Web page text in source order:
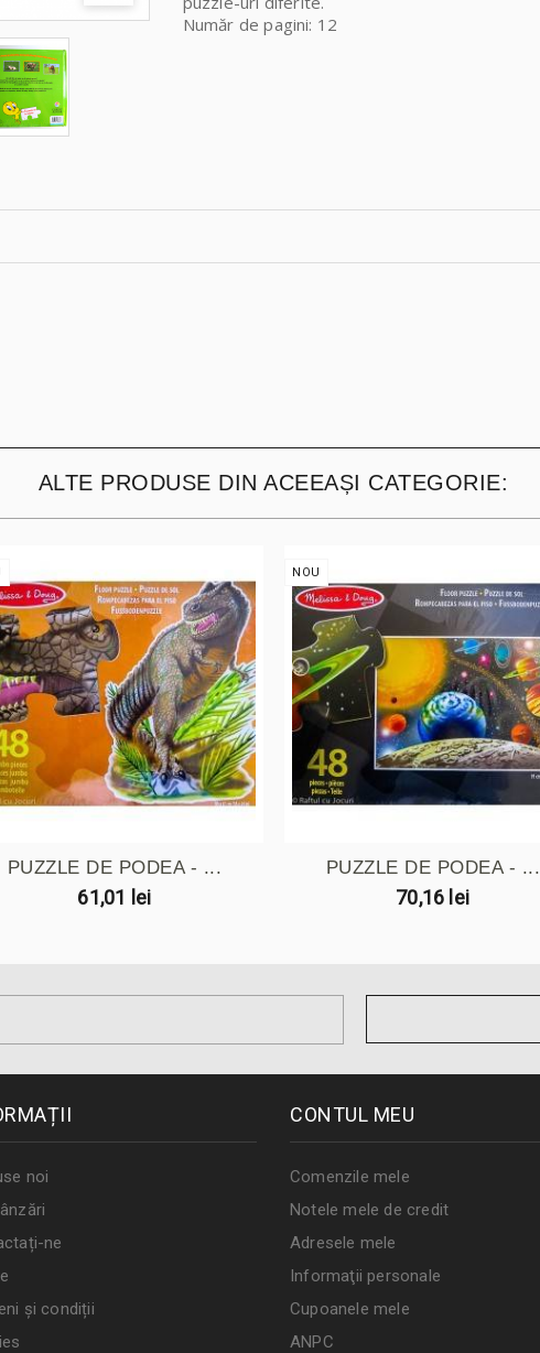
Număr de pagini: 12
ALTE PRODUSE DIN ACEEAȘI CATEGORIE:
PUZZLE DE PODEA - ...
61,01 lei
NOU
PUZZLE DE PODEA - ...
70,16 lei
noi
ne
și condiții
CONTUL MEU
Comenzile mele
Notele mele de credit
Adresele mele
Informaţii personale
Cupoanele mele
ANPC